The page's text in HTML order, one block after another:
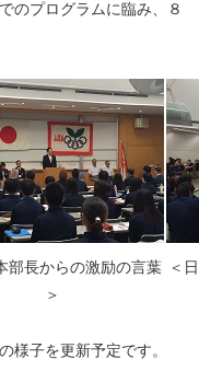
のプログラムに臨み、８
部長からの激励の言葉
＞
＜
様子を更新予定です。